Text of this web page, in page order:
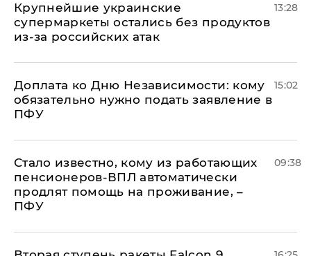
Крупнейшие украинские
супермаркеты остались без продуктов
из-за российских атак
13:28
Доплата ко Дню Независимости: кому
обязательно нужно подать заявление в
ПФУ
15:02
Стало известно, кому из работающих
пенсионеров-ВПЛ автоматически
продлят помощь на проживание, –
ПФУ
09:38